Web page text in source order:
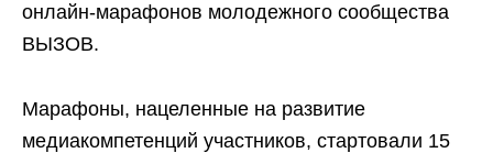
онлайн-марафонов молодежного сообщества
ВЫЗОВ.
Марафоны, нацеленные на развитие
медиакомпетенций участников, стартовали 15